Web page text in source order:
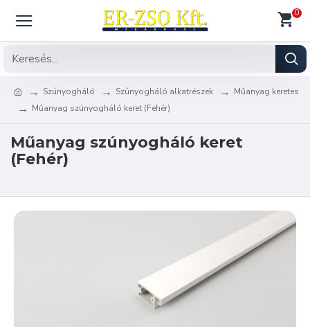
0
Szúnyogháló Szúnyogháló alkatrészek
Műanyag keretes
Műanyag szúnyogháló keret (Fehér)
Műanyag szúnyogháló keret
(Fehér)